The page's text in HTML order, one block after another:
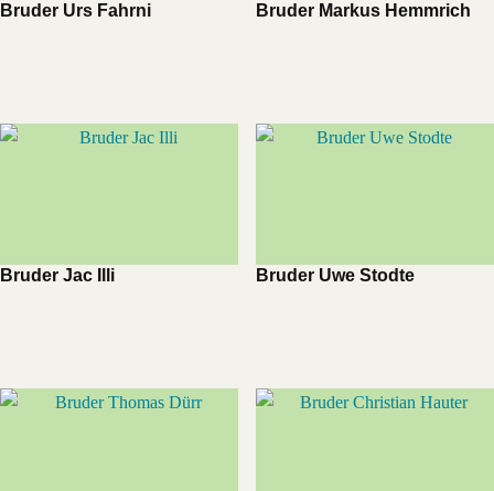
Bruder Urs Fahrni Bruder Markus Hemmrich
Bruder Jac Illi Bruder Uwe Stodte